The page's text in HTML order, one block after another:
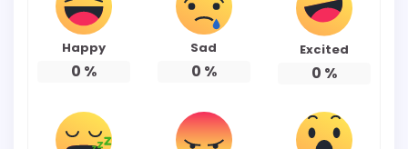
Happy
0 %
Sad
0 %
Excited
0 %